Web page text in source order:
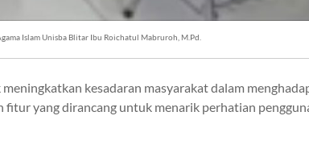
Islam Unisba Blitar Ibu Roichatul Mabruroh, M.Pd.
kesadaran masyarakat dalam
yang dirancang untuk menarik perhatian